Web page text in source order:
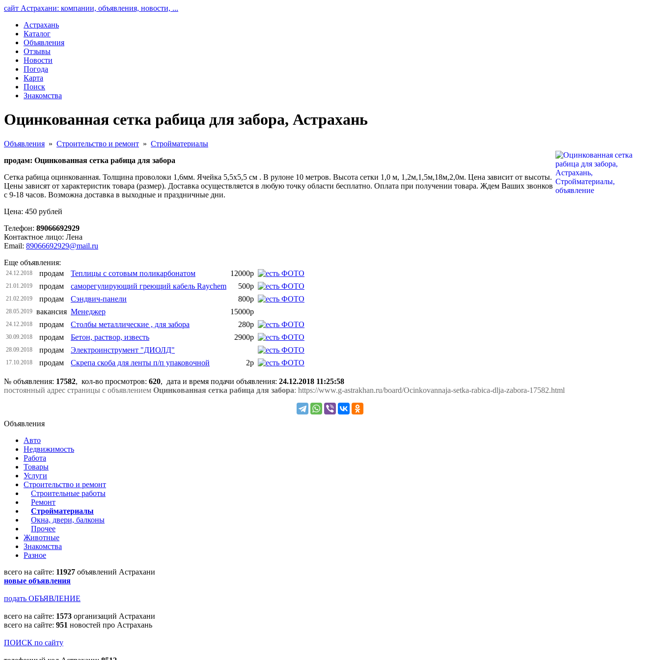
сайт Астрахани: компании, объявления, новости, ...
Астрахань
Каталог
Объявления
Отзывы
Новости
Погода
Карта
Поиск
Знакомства
Оцинкованная сетка рабица для забора, Астрахань
Объявления » Строительство и ремонт » Стройматериалы
продам: Оцинкованная сетка рабица для забора
Сетка рабица оцинкованная. Толщина проволоки 1,6мм. Ячейка 5,5х5,5 см . В рулоне 10 метров. Высота сетки 1,0 м, 1,2м,1,5м,18м,2,0м. Цена зависит от высоты.
Цены зависят от характеристик товара (размер). Доставка осуществляется в любую точку области бесплатно. Оплата при получении товара. Ждем Ваших звонков
с 9-18 часов. Возможна доставка в выходные и праздничные дни.
Цена: 450 рублей
Телефон: 89066692929
Контактное лицо: Лена
Email: 89066692929@mail.ru
Еще объявления:
24.12.2018 продам Теплицы с сотовым поликарбонатом 12000р
21.01.2019 продам саморегулирующий греющий кабель Raychem 500р
21.02.2019 продам Сэндвич-панели 800р
28.05.2019 вакансия Менеджер 15000р
24.12.2018 продам Столбы металлические , для забора 280р
30.09.2018 продам Бетон, раствор, известь 2900р
28.09.2018 продам Электроинструмент "ДИОЛД"
17.10.2018 продам Скрепа скоба для ленты п/п упаковочной 2р
№ объявления: 17582, кол-во просмотров: 620, дата и время подачи объявления: 24.12.2018 11:25:58
постоянный адрес страницы с объявлением Оцинкованная сетка рабица для забора: https://www.g-astrakhan.ru/board/Ocinkovannaja-setka-rabica-dlja-zabora-17582.html
Объявления
Авто
Недвижимость
Работа
Товары
Услуги
Строительство и ремонт
Строительные работы
Ремонт
Стройматериалы
Окна, двери, балконы
Прочее
Животные
Знакомства
Разное
всего на сайте: 11927 объявлений Астрахани
новые объявления
подать ОБЪЯВЛЕНИЕ
всего на сайте: 1573 организаций Астрахани
всего на сайте: 951 новостей про Астрахань
ПОИСК по сайту